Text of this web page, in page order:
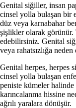
Genital siğiller, insan
cinsel yolla bulaşan bir
düz veya karnabahar
şişlikler olarak
edebilirsiniz. Genital
veya rahatsızlığa
Genital herpes, herpes
cinsel yolla bulaşan
peniste kümeler
karıncalanma hissine
ağrılı yaralara dönüşür.